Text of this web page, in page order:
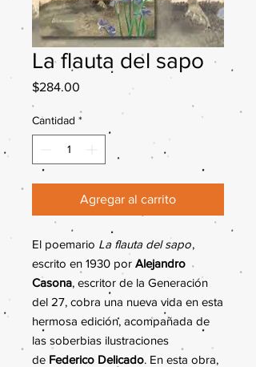
La flauta del sapo
$284.00
Cantidad *
Agregar al carrito
El poemario La flauta del sapo,
escrito en 1930 por Alejandro
Casona, escritor de la Generación
del 27, cobra una nueva vida en esta
hermosa edición, acompañada de
las soberbias ilustraciones
de Federico Delicado. En esta obra,